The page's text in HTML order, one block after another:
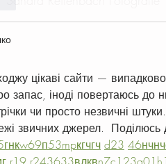
цікаві сайти —
запас, іноді повертаюсь до
чи просто незвичні
звичних джерел.
гнкw69п53mpкгчгч d23 46нчн